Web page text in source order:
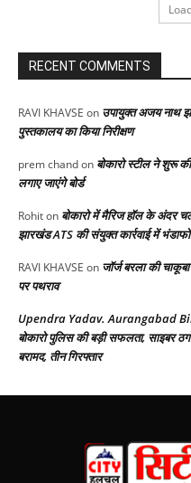
RECENT COMMENTS
RAVI KHAVSE on उपायुक्त अजय नाथ
पुस्तकालय का किया निरीक्षण
prem chandon बोकारो स्टील ने शुरू
लगाए जाएंगे बोर्ड
Rohiton बोकारो में मैरिज हॉल के अंदर
झारखंड ATS की संयुक्त कार्रवाई में
RAVI KHAVSE on जॉर्ज बरला की
पर पथराव
Upendra Yadav. Aurangabad
बोकारो पुलिस की बड़ी सफलता, साइबर
बरामद, तीन गिरफ्तार